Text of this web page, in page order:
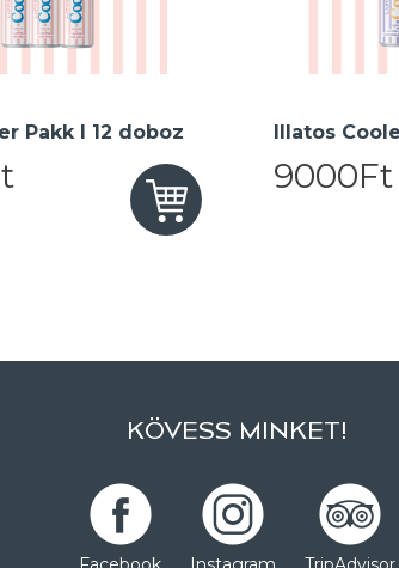
Pakk I 12 doboz Illatos
9000Ft
KÖVESS MINKET!